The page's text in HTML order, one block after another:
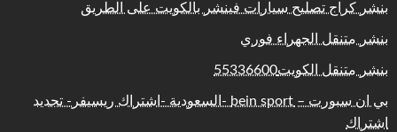
بنشر كراج تصليح سيارات فينشر بالكويت على الطريق
بنشر متنقل الجهراء فوري
بنشر متنقل الكويت55336600
بي ان سبورت – bein sport -السعودية -اشتراك ريسيفر- تجديد
اشتراك